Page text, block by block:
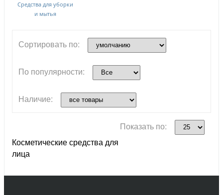
Средства для уборки
и мытья
Сортировать по:
По популярности:
Наличие:
Показать по:
Косметические средства для
лица